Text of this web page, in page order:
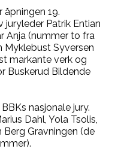
åpningen 19.
juryleder Patrik Entian
Anja (nummer to fra
Myklebust Syversen
markante verk og
Buskerud Bildende
nasjonale jury.
Dahl, Yola Tsolis,
Gravningen (de